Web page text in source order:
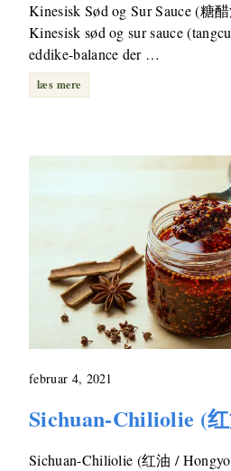
Kinesisk Sød og Sur Sauce (糖
Kinesisk sød og sur sauce
eddike-balance der …
læs mere
februar 4, 2021
Sichuan-Chiliolie (
Sichuan-Chiliolie (红油 /